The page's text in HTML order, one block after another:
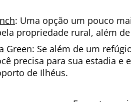
: Uma opção um pouco
propriedade rural, além
Green: Se além de um
precisa para sua estadia
de Ilhéus.